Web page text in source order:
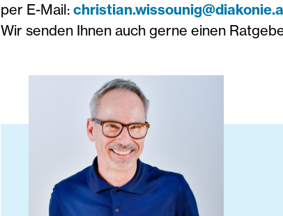
per E-Mail:
Wir senden Ihnen auch gerne einen